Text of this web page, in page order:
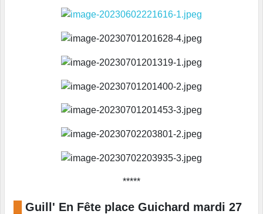
*****
Guill' En Fête place Guichard mardi 27